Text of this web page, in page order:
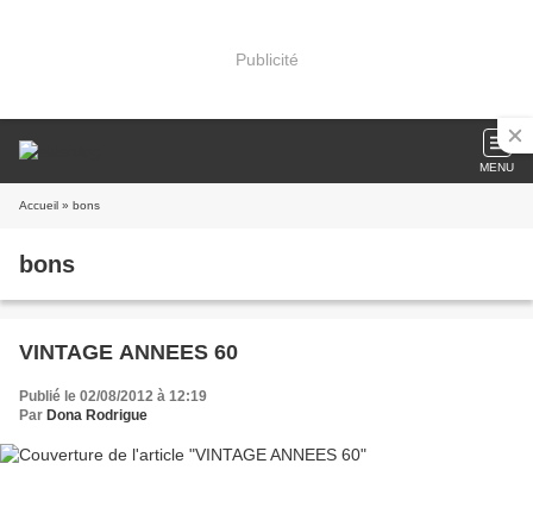
Publicité
MENU
Accueil » bons
bons
VINTAGE ANNEES 60
Publié le 02/08/2012 à 12:19
Par Dona Rodrigue